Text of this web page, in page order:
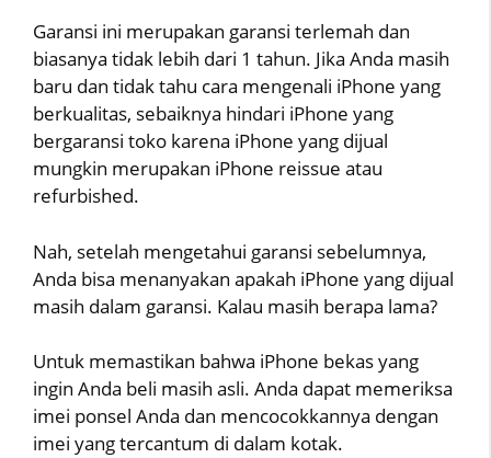
Garansi ini merupakan garansi terlemah dan
biasanya tidak lebih dari 1 tahun. Jika Anda masih
baru dan tidak tahu cara mengenali iPhone yang
berkualitas, sebaiknya hindari iPhone yang
bergaransi toko karena iPhone yang dijual
mungkin merupakan iPhone reissue atau
refurbished.
Nah, setelah mengetahui garansi sebelumnya,
Anda bisa menanyakan apakah iPhone yang dijual
masih dalam garansi. Kalau masih berapa lama?
Untuk memastikan bahwa iPhone bekas yang
ingin Anda beli masih asli. Anda dapat memeriksa
imei ponsel Anda dan mencocokkannya dengan
imei yang tercantum di dalam kotak.